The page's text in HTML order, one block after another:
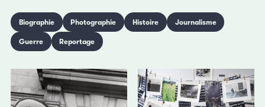
Biographie Photographie Histoire Journalisme
Guerre Reportage